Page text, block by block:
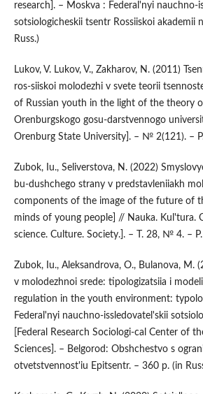
research]. – Moskva : Federal'nyi nauchno-
sotsiologicheskii tsentr Rossiiskoi akademii
Russ.)
Lukov, V. Lukov, V., Zakharov, N. (2011)
ros-siiskoi molodezhi v svete teorii
of Russian youth in the light of the theory
Orenburgskogo gosu-darstvennogo
Orenburg State University]. – № 2(121). –
Zubok, Iu., Seliverstova, N. (2022)
bu-dushchego strany v predstavleniiakh
components of the image of the future of
minds of young people] // Nauka. Kul'tura.
science. Culture. Society.]. – T. 28, № 4. –
Zubok, Iu., Aleksandrova, O., Bulanova, M.
v molodezhnoi srede: tipologizatsiia i
regulation in the youth environment:
Federal'nyi nauchno-issledovatel'skii
[Federal Research Sociologi-cal Center of
Sciences]. – Belgorod: Obshchestvo s
otvetstvennost'iu Epitsentr. – 360 p. (in